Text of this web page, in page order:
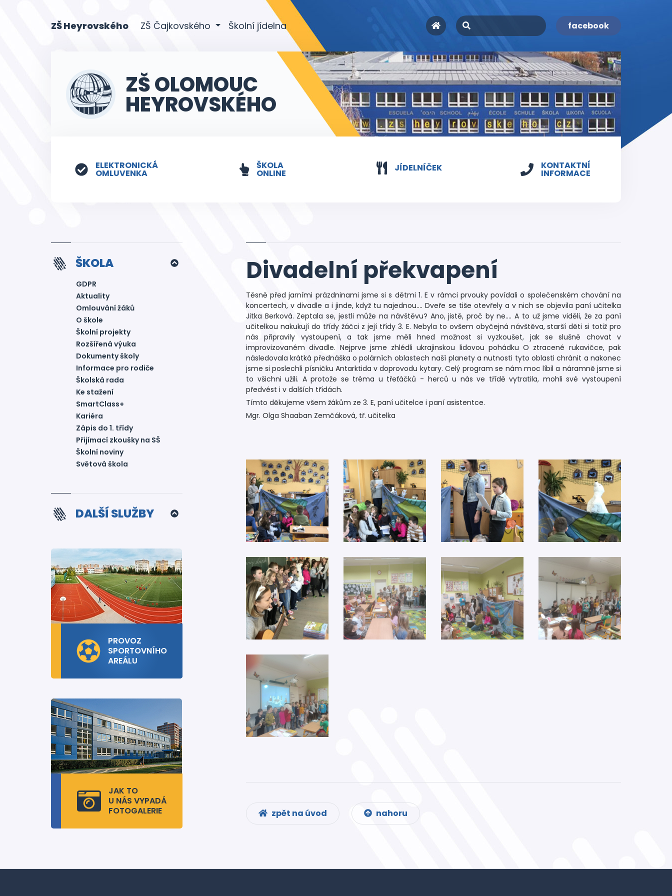
ZŠ Heyrovského(current)
ZŠ Čajkovského Školní jídelna facebook
ZŠ OLOMOUC
HEYROVSKÉHO
ELEKTRONICKÁ
OMLUVENKA
ŠKOLA
ONLINE JÍDELNÍČEK KONTAKTNÍ
INFORMACE
ŠKOLA
GDPR
Aktuality
Omlouvání žáků
O škole
Školní projekty
Rozšířená výuka
Dokumenty školy
Informace pro rodiče
Školská rada
Ke stažení
SmartClass+
Kariéra
Zápis do 1. třídy
Přijímací zkoušky na SŠ
Školní noviny
Světová škola
DALŠÍ SLUŽBY
PROVOZ
SPORTOVNÍHO
AREÁLU
JAK TO
U NÁS VYPADÁ
FOTOGALERIE
Divadelní překvapení
Těsně před jarními prázdninami jsme si s dětmi 1. E v rámci prvouky povídali o společenském chování na
koncertech, v divadle a i jinde, když tu najednou…. Dveře se tiše otevřely a v nich se objevila paní učitelka
Jitka Berková. Zeptala se, jestli může na návštěvu? Ano, jistě, proč by ne…. A to už jsme viděli, že za paní
učitelkou nakukují do třídy žáčci z její třídy 3. E. Nebyla to ovšem obyčejná návštěva, starší děti si totiž pro
nás připravily vystoupení, a tak jsme měli hned možnost si vyzkoušet, jak se slušně chovat v
improvizovaném divadle. Nejprve jsme zhlédli ukrajinskou lidovou pohádku O ztracené rukavičce, pak
následovala krátká přednáška o polárních oblastech naší planety a nutnosti tyto oblasti chránit a nakonec
jsme si poslechli písničku Antarktida v doprovodu kytary. Celý program se nám moc líbil a náramně jsme si
to všichni užili. A protože se tréma u třeťáčků - herců u nás ve třídě vytratila, mohli své vystoupení
předvést i v dalších třídách.
Tímto děkujeme všem žákům ze 3. E, paní učitelce i paní asistentce.
Mgr. Olga Shaaban Zemčáková, tř. učitelka
zpět na úvod nahoru